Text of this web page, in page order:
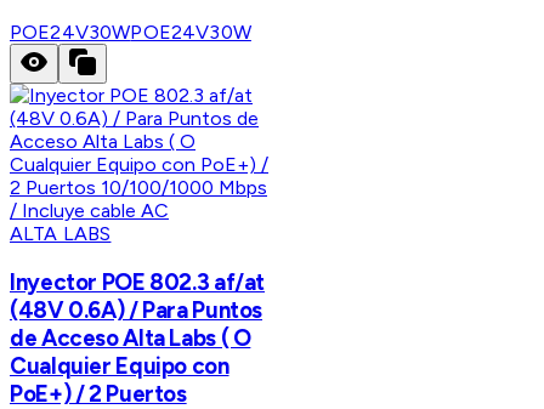
POE24V30WPOE24V30W
ALTA LABS
Inyector POE 802.3 af/at
(48V 0.6A) / Para Puntos
de Acceso Alta Labs ( O
Cualquier Equipo con
PoE+) / 2 Puertos